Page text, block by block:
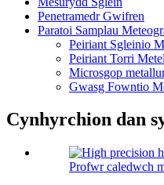
Penetramedr Gwifren
Paratoi Samplau
Peiriant Sgleinio
Peiriant Torri
Microsgop
Gwasg Fowntio
Cynhyrchion dan
Profwr caledwch